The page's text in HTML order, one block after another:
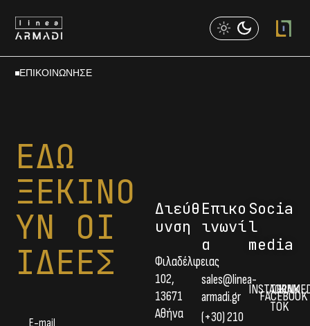
ΕΠΙΚΟΙΝΩΝΗΣΕ
ΕΔΩ
ΞΕΚΙΝΟ
ΥΝ ΟΙ
ΙΔΕΕΣ
Διεύθ
υνση
Φιλαδέλφειας
102,
13671
Αθήνα
Επικο
ινωνί
α
sales@linea-
armadi.gr
(+30) 210
Socia
l
media
INSTAGRAM
FACEBOOK
TIK
TOK